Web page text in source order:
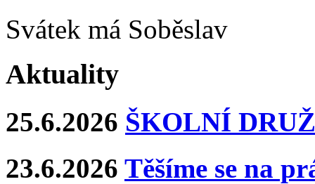
Svátek má Soběslav
Aktuality
25.6.2026 ŠKOLNÍ
23.6.2026 Těšíme se na